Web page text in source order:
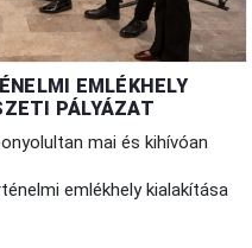
EMLÉKHELY
PÁLYÁZAT
mai és kihívóan
emlékhely kialakítása